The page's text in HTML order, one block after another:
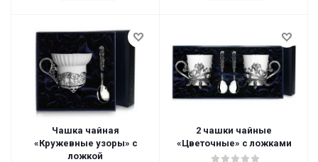
Чашка чайная
«Кружевные узоры» с
ложкой
2 чашки чайные
«Цветочные» с ложками